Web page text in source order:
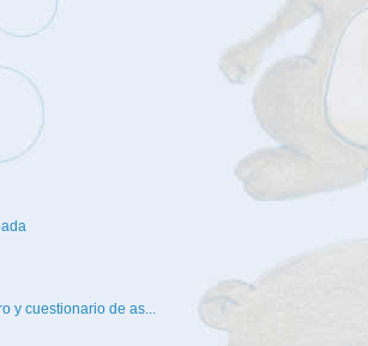
y cuestionario de as...